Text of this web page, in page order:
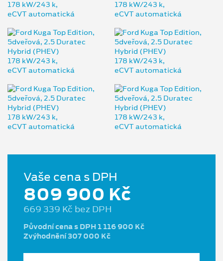
Vaše cena s DPH
809 900 Kč
669 339 Kč bez DPH
Původní cena s DPH 1 116 900 Kč
Zvýhodnění 307 000 Kč